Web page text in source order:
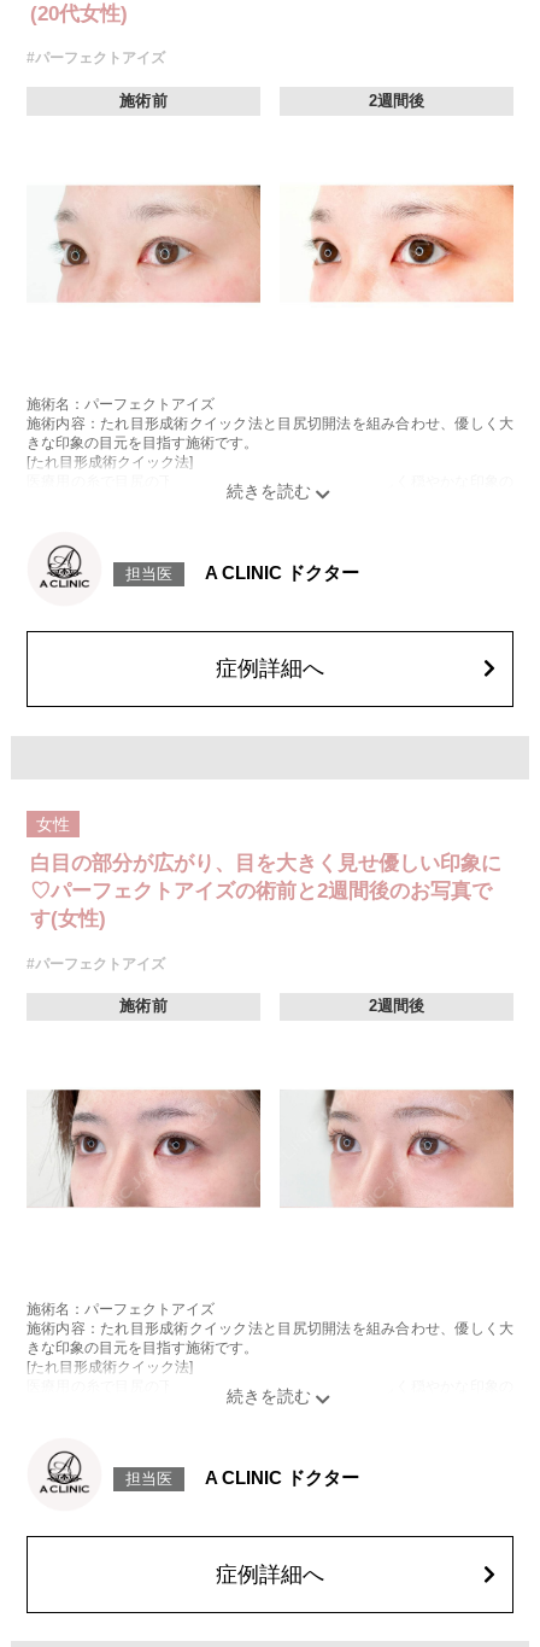
(20代女性)
#パーフェクトアイズ
施術前 2週間後
施術名：パーフェクトアイズ
施術内容：たれ目形成術クイック法と目尻切開法を組み合わせ、優しく大
きな印象の目元を目指す施術です。
[たれ目形成術クイック法]
医療用の糸で目尻の下側を軽く引き下げることで、優しく穏やかな印象の
なり、目の横幅を大きく見せる施術です。
施術時間：約30分程
後一時的に生じることがございます。また、稀に細菌感染症、左右差、後
戻り、目尻のラインに段差が生じる、睫毛が切れたり抜ける、結膜腫脹な
どが生じることがございます。
担当医 A CLINIC ドクター
症例詳細へ
女性
白目の部分が広がり、目を大きく見せ優しい印象に
♡パーフェクトアイズの術前と2週間後のお写真で
す(女性)
#パーフェクトアイズ
施術前 2週間後
施術名：パーフェクトアイズ
施術内容：たれ目形成術クイック法と目尻切開法を組み合わせ、優しく大
きな印象の目元を目指す施術です。
[たれ目形成術クイック法]
医療用の糸で目尻の下側を軽く引き下げることで、優しく穏やかな印象の
なり、目の横幅を大きく見せる施術です。
施術時間：約30分程
後一時的に生じることがございます。また、稀に細菌感染症、左右差、後
戻り、目尻のラインに段差が生じる、睫毛が切れたり抜ける、結膜腫脹な
どが生じることがございます。
オプション：笑気麻酔 3,300円(税込)
担当医 A CLINIC ドクター
症例詳細へ